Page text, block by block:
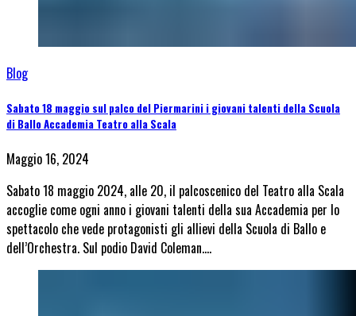
Blog
Sabato 18 maggio sul palco del Piermarini i giovani talenti della Scuola
di Ballo Accademia Teatro alla Scala
Maggio 16, 2024
Sabato 18 maggio 2024, alle 20, il palcoscenico del Teatro alla Scala
accoglie come ogni anno i giovani talenti della sua Accademia per lo
spettacolo che vede protagonisti gli allievi della Scuola di Ballo e
dell’Orchestra. Sul podio David Coleman.…